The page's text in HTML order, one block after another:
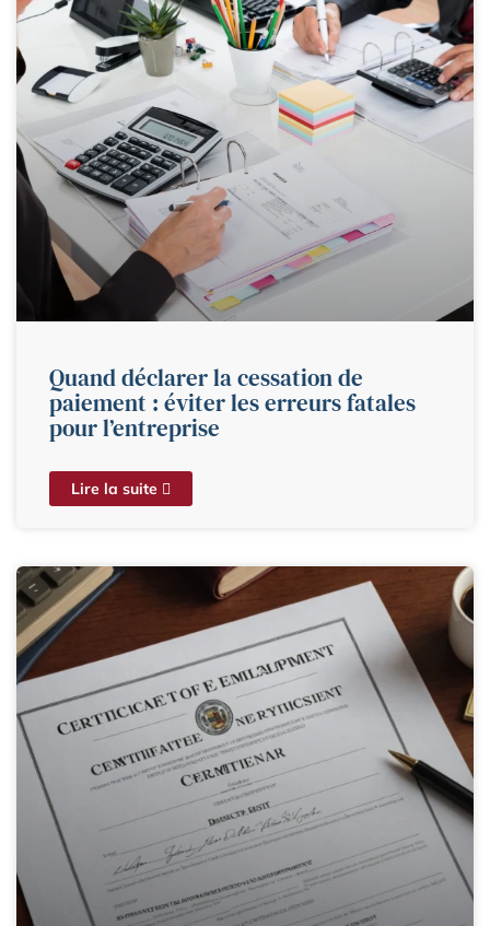
Quand déclarer la cessation de
paiement : éviter les erreurs fatales
pour l’entreprise
Lire la suite